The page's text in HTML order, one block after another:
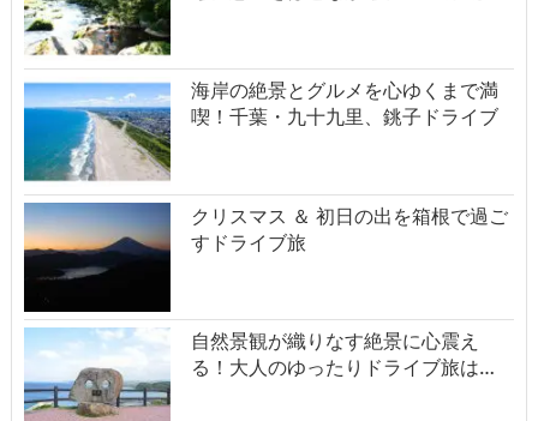
海岸の絶景とグルメを心ゆくまで満
喫！千葉・九十九里、銚子ドライブ
クリスマス ＆ 初日の出を箱根で過ご
すドライブ旅
自然景観が織りなす絶景に心震え
る！大人のゆったりドライブ旅は…